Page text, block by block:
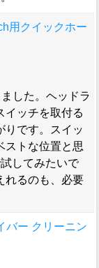
用クイックホー
した。ヘッドラ
イッチを取付る
りです。スイッ
ストな位置と思
してみたいで
れるのも、必要
バー クリーニン